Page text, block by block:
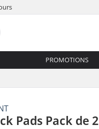
PROMOTIONS
Pads Pack de 2